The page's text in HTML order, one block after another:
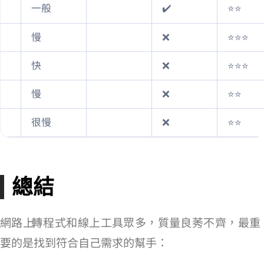
一般 ✔️ ⭐⭐
慢 ❌ ⭐⭐⭐
快 ❌ ⭐⭐⭐
慢 ❌ ⭐⭐
很慢 ❌ ⭐⭐
總結
網路上 YouTube 轉 MP4 程式和線上工具眾多，質量良莠不齊，最重
要的是找到符合自己需求的幫手：